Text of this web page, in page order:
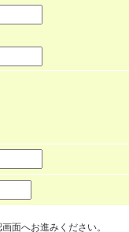
面へお進みください。